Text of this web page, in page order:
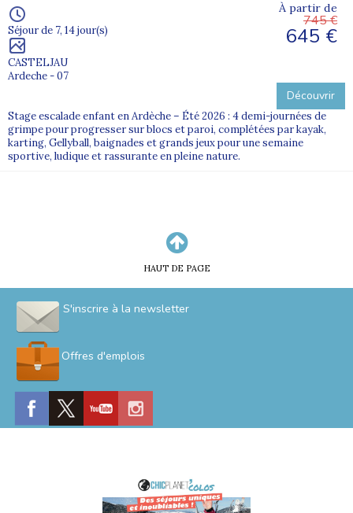
Séjour de 7, 14 jour(s)
CASTELJAU
Ardeche - 07
À partir de
745 €
645 €
Découvrir
Stage escalade enfant en Ardèche – Été 2026 : 4 demi-journées de
grimpe pour progresser sur blocs et paroi, complétées par kayak,
karting, Gellyball, baignades et grands jeux pour une semaine
sportive, ludique et rassurante en pleine nature.
HAUT DE PAGE
S'inscrire à la newsletter
Offres d'emplois